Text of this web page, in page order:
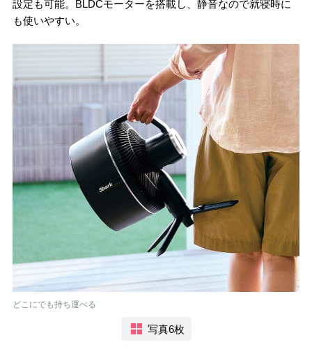
設定も可能。BLDCモーターを搭載し、静音なので就寝時に
も使いやすい。
どこにでも持ち運べる
写真6枚